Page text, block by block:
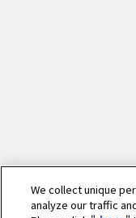
We collect unique
analyze our traffic